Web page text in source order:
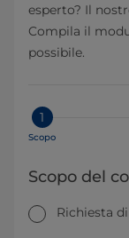
esperto? Il
Compila il
possibile.
1
Scopo
Scopo del
Richiesta